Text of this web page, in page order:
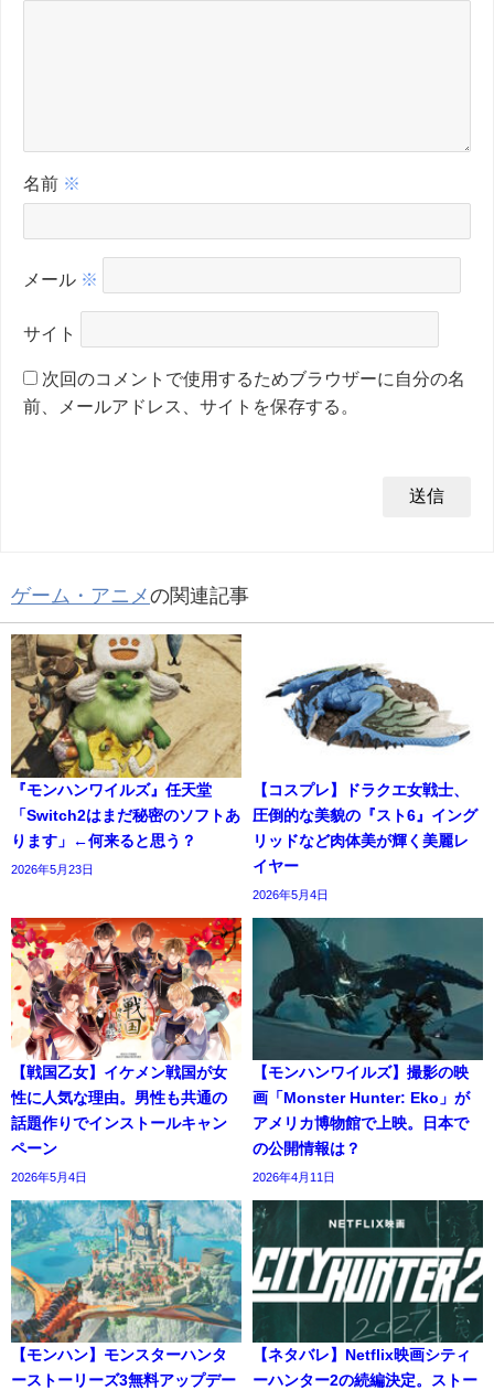
名前 ※
メール ※
サイト
次回のコメントで使用するためブラウザーに自分の名
前、メールアドレス、サイトを保存する。
ゲーム・アニメの関連記事
『モンハンワイルズ』任天堂
「Switch2はまだ秘密のソフトあ
ります」←何来ると思う？
2026年5月23日
【コスプレ】ドラクエ女戦士、
圧倒的な美貌の『スト6』イング
リッドなど肉体美が輝く美麗レ
イヤー
2026年5月4日
【戦国乙女】イケメン戦国が女
性に人気な理由。男性も共通の
話題作りでインストールキャン
ペーン
2026年5月4日
【モンハンワイルズ】撮影の映
画「Monster Hunter: Eko」が
アメリカ博物館で上映。日本で
の公開情報は？
2026年4月11日
【モンハン】モンスターハンタ
ーストーリーズ3無料アップデー
【ネタバレ】Netflix映画シティ
ーハンター2の続編決定。ストー